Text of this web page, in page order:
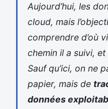
Aujourd’hui, les
cloud, mais
comprendre d’où
chemin il a suivi,
Sauf qu’ici, on ne
papier, mais de
données